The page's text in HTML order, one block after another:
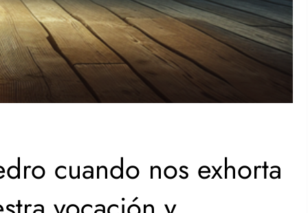
cuando nos exhorta